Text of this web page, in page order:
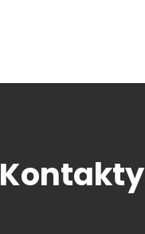
Kontakty